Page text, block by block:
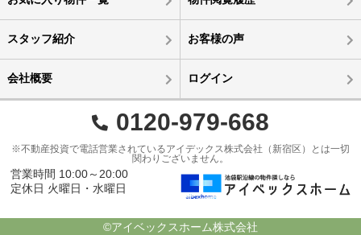
スタッフ紹介 お客様の声
会社概要 ログイン
0120-979-668
※不動産投資で電話営業されているアイデックス株式会社（新宿区）とは一切
関わりございません。
営業時間 10:00～20:00
定休日 火曜日・水曜日
©アイベックスホーム株式会社